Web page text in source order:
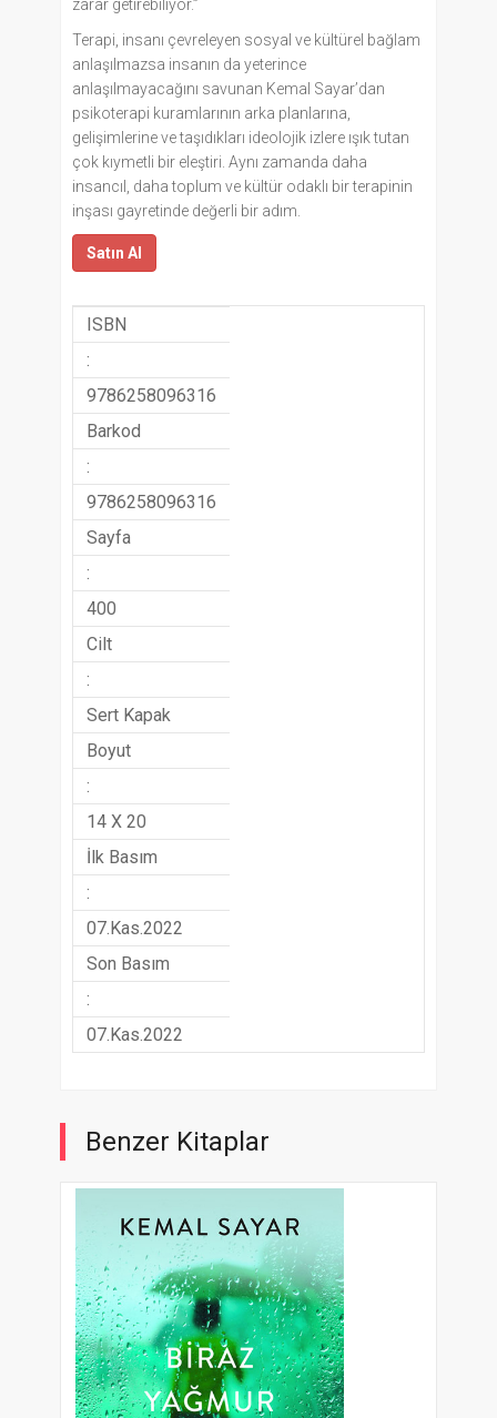
zarar getirebiliyor.”
Terapi, insanı çevreleyen sosyal ve kültürel bağlam
anlaşılmazsa insanın da yeterince
anlaşılmayacağını savunan Kemal Sayar’dan
psikoterapi kuramlarının arka planlarına,
gelişimlerine ve taşıdıkları ideolojik izlere ışık tutan
çok kıymetli bir eleştiri. Aynı zamanda daha
insancıl, daha toplum ve kültür odaklı bir terapinin
inşası gayretinde değerli bir adım.
Satın Al
ISBN
:
9786258096316
Barkod
:
9786258096316
Sayfa
:
400
Cilt
:
Sert Kapak
Boyut
:
14 X 20
İlk Basım
:
07.Kas.2022
Son Basım
:
07.Kas.2022
Benzer Kitaplar